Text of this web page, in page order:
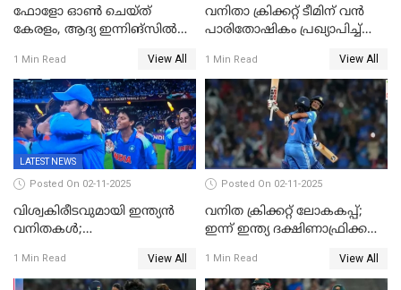
ഫോളോ ഓൺ ചെയ്ത്
കേരളം, ആദ്യ ഇന്നിങ്സിൽ
രഞ്ജിയിൽ കർണാടകയ്ക്ക്
കൂറ്റൻ ലീഡ്
1 Min Read View All
വനിതാ ക്രിക്കറ്റ് ടീമിന് വൻ
പാരിതോഷികം പ്രഖ്യാപിച്ച്
1 Min Read View All
LATEST NEWS
Posted On 02-11-2025
വിശ്വകിരീടവുമായി ഇന്ത്യൻ
വനിതകൾ;
ഇന്ത്യയ്ക്ക് വനിതാ ക്രിക്കറ്റ്
ലോകകപ്പ്
1 Min Read View All
Posted On 02-11-2025
വനിത ക്രിക്കറ്റ് ലോകകപ്പ്;
ഇന്ന് ഇന്ത്യ ദക്ഷിണാഫ്രിക്ക
1 Min Read View All